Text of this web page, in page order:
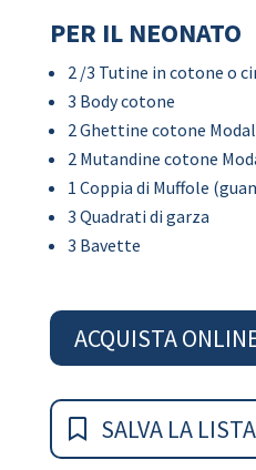
PER IL NEONATO
2 /3 Tutine in cotone o
3 Body cotone
2 Ghettine cotone Modal
2 Mutandine cotone
1 Coppia di Muffole
3 Quadrati di garza
3 Bavette
ACQUISTA
SALVA LA LISTA